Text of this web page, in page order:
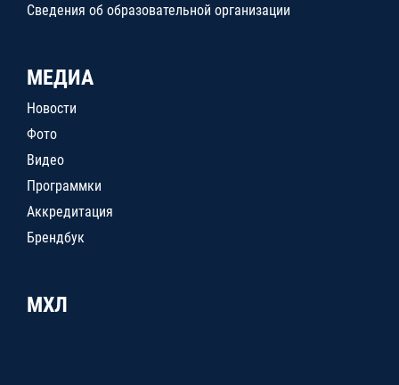
Сведения об образовательной организации
МЕДИА
Новости
Фото
Видео
Программки
Аккредитация
Брендбук
МХЛ